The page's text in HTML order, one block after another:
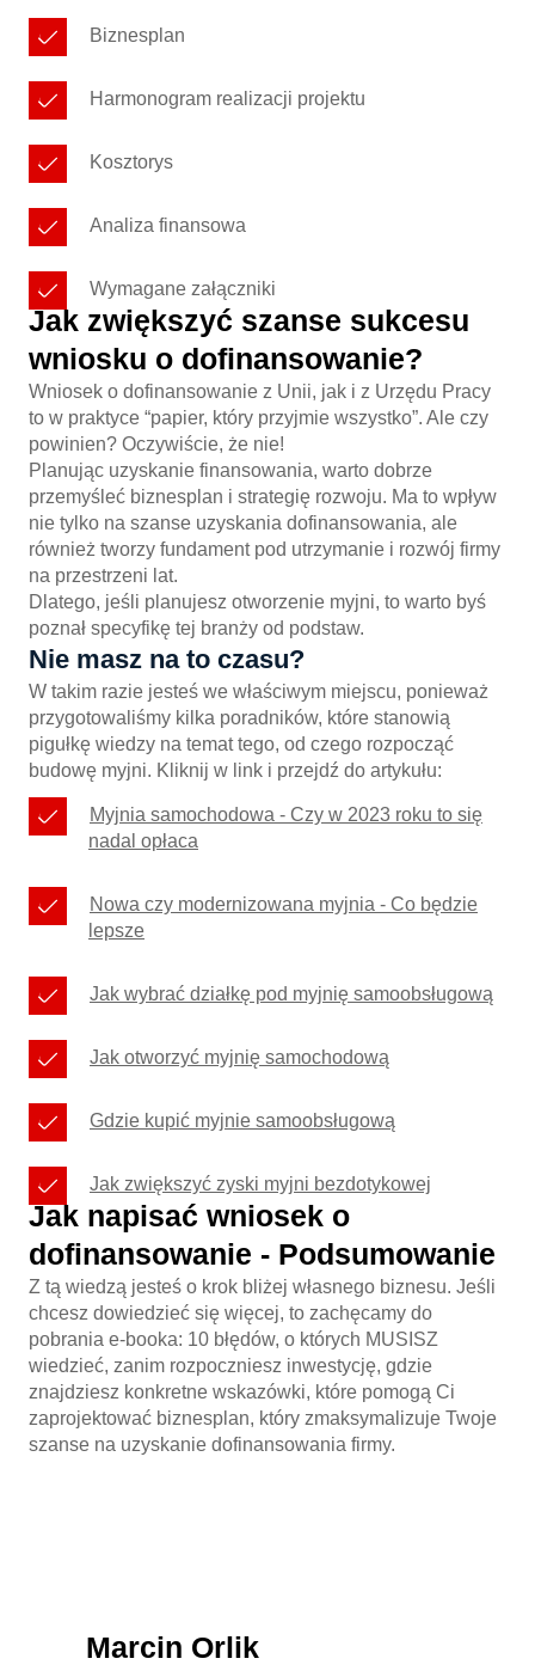
Biznesplan
Harmonogram realizacji projektu
Kosztorys
Analiza finansowa
Wymagane załączniki
Jak zwiększyć szanse sukcesu
wniosku o dofinansowanie?
Wniosek o dofinansowanie z Unii, jak i z Urzędu Pracy
to w praktyce “papier, który przyjmie wszystko”. Ale czy
powinien? Oczywiście, że nie!
Planując uzyskanie finansowania, warto dobrze
przemyśleć biznesplan i strategię rozwoju. Ma to wpływ
nie tylko na szanse uzyskania dofinansowania, ale
również tworzy fundament pod utrzymanie i rozwój firmy
na przestrzeni lat.
Dlatego, jeśli planujesz otworzenie myjni, to warto byś
poznał specyfikę tej branży od podstaw.
Nie masz na to czasu?
W takim razie jesteś we właściwym miejscu, ponieważ
przygotowaliśmy kilka poradników, które stanowią
pigułkę wiedzy na temat tego, od czego rozpocząć
budowę myjni. Kliknij w link i przejdź do artykułu:
Myjnia samochodowa - Czy w 2023 roku to się
nadal opłaca
Nowa czy modernizowana myjnia - Co będzie
lepsze
Jak wybrać działkę pod myjnię samoobsługową
Jak otworzyć myjnię samochodową
Gdzie kupić myjnie samoobsługową
Jak zwiększyć zyski myjni bezdotykowej
Jak napisać wniosek o
dofinansowanie - Podsumowanie
Z tą wiedzą jesteś o krok bliżej własnego biznesu. Jeśli
chcesz dowiedzieć się więcej, to zachęcamy do
pobrania e-booka: 10 błędów, o których MUSISZ
wiedzieć, zanim rozpoczniesz inwestycję, gdzie
znajdziesz konkretne wskazówki, które pomogą Ci
zaprojektować biznesplan, który zmaksymalizuje Twoje
szanse na uzyskanie dofinansowania firmy.
Marcin Orlik